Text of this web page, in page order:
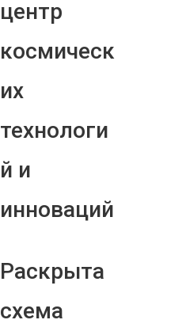
центр
космическ
их
технологи
й и
инноваций
Раскрыта
схема